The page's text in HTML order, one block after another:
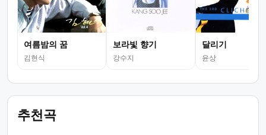
여름밤의 꿈
김현식
보라빛 향기
강수지
달리기
윤상
추천곡